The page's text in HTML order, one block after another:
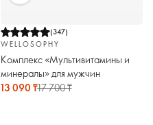
(347)
WELLOSOPHY
Комплекс «Мультивитамины и
минералы» для мужчин
13 090 ₸17 700 ₸